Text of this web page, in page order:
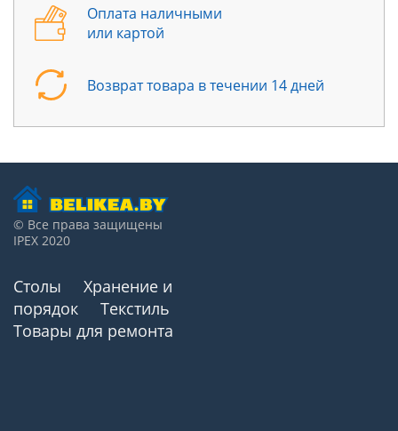
Оплата наличными
или картой
Возврат товара в течении 14 дней
© Все права защищены
IPEX 2020
Столы
Хранение и
порядок
Текстиль
Товары для ремонта